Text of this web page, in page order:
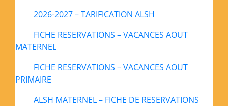
2026-2027 – TARIFICATION ALSH
FICHE RESERVATIONS – VACANCES AOUT
MATERNEL
FICHE RESERVATIONS – VACANCES AOUT
PRIMAIRE
ALSH MATERNEL – FICHE DE RESERVATIONS